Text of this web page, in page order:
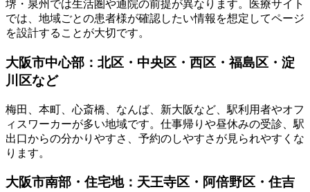
堺・泉州では生活圏や通院の前提が異なります。医療サイト
では、地域ごとの患者様が確認したい情報を想定してページ
を設計することが大切です。
大阪市中心部：北区・中央区・西区・福島区・淀
川区など
梅田、本町、心斎橋、なんば、新大阪など、駅利用者やオフ
ィスワーカーが多い地域です。仕事帰りや昼休みの受診、駅
出口からの分かりやすさ、予約のしやすさが見られやすくな
ります。
大阪市南部・住宅地：天王寺区・阿倍野区・住吉